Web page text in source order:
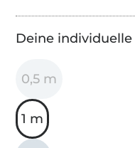
Deine
0,5 m
1 m